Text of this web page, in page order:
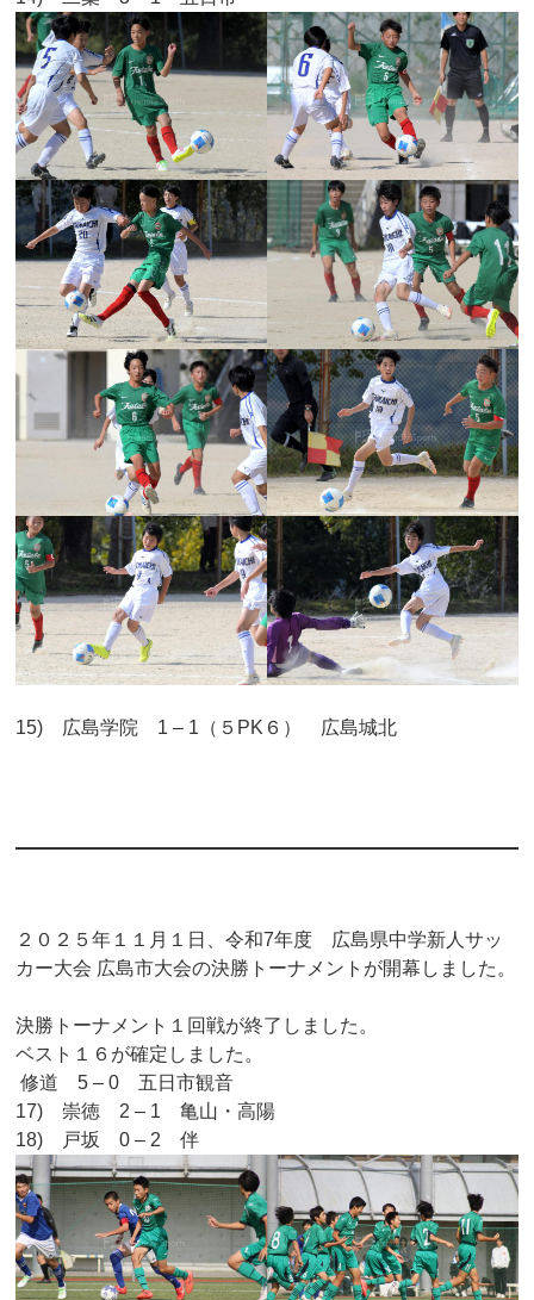
15) 広島学院 1 – 1（５PK６） 広島城北
２０２５年１１月１日、令和7年度 広島県中学新人サッ
カー大会 広島市大会の決勝トーナメントが開幕しました。
決勝トーナメント１回戦が終了しました。
ベスト１６が確定しました。
修道 5 – 0 五日市観音
17) 崇徳 2 – 1 亀山・高陽
18) 戸坂 0 – 2 伴